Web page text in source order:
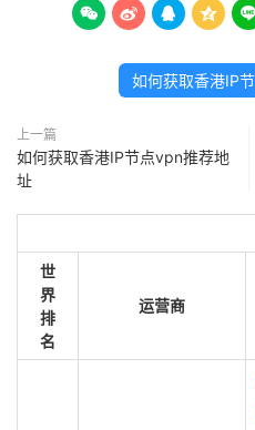
    
如何获取香港IP
上一篇
如何获取香港IP节点vpn推荐地
址
世
界
排
名
运营商